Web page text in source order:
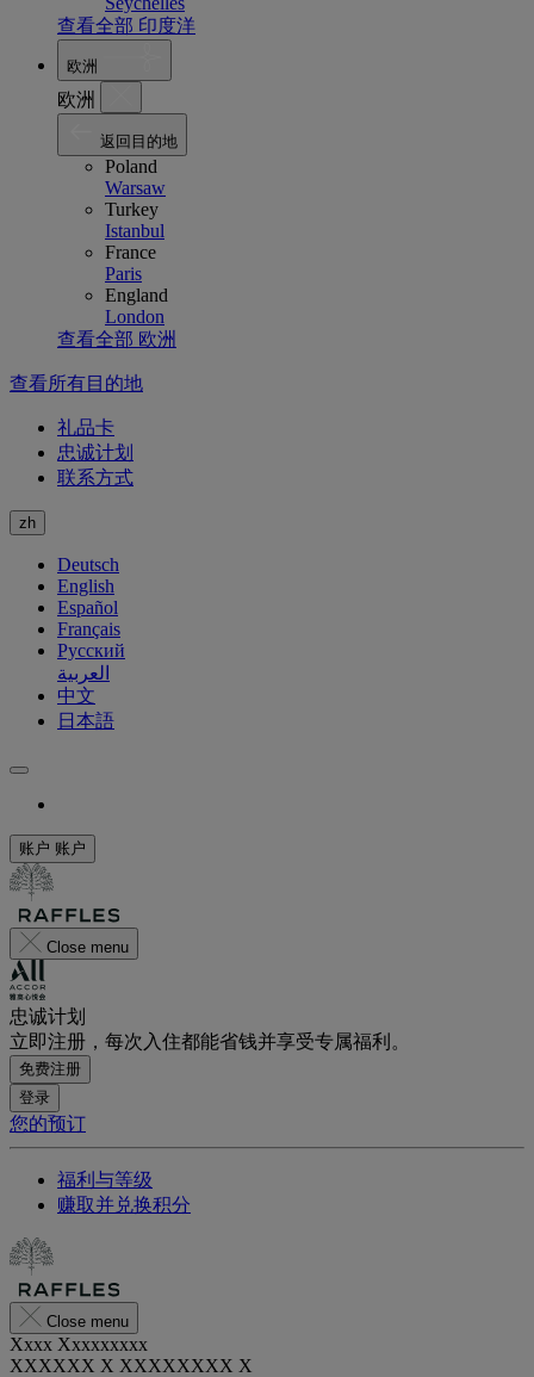
查看全部 印度洋
欧洲
欧洲
返回目的地
Poland
Warsaw
Turkey
Istanbul
France
Paris
England
London
查看全部 欧洲
查看所有目的地
礼品卡
忠诚计划
联系方式
zh
Deutsch
English
Español
Français
Русский
العربية
中文
日本語
账户 账户
Close menu
忠诚计划
立即注册，每次入住都能省钱并享受专属福利。
免费注册
登录
您的预订
福利与等级
赚取并兑换积分
Close menu
Xxxx Xxxxxxxxx
XXXXXX X XXXXXXXX X